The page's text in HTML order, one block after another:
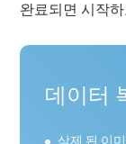
완료되면 시작
데이터
삭제 된 이